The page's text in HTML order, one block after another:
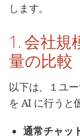
します。
1. 会社規
量の比較
以下は、１ユ
を AI に行うと
通常チャッ